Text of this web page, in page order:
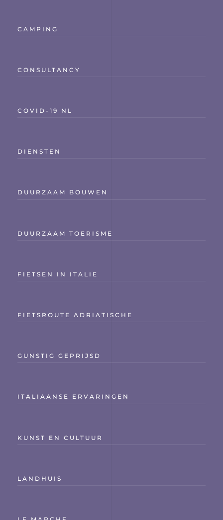
CAMPING
CONSULTANCY
COVID-19 NL
DIENSTEN
DUURZAAM BOUWEN
DUURZAAM TOERISME
FIETSEN IN ITALIE
FIETSROUTE ADRIATISCHE
GUNSTIG GEPRIJSD
ITALIAANSE ERVARINGEN
KUNST EN CULTUUR
LANDHUIS